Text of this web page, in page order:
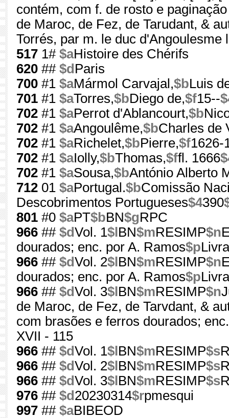
contém, com f. de rosto e
de Maroc, de Fez, de Tarudant, &
Torrés, par m. le duc d'Angoulesme
517 1# $aHistoire des Chérifs
620 ## $d Paris
700 #1 $aMármol Carvajal,$bLuis
701 #1 $aTorres,$bDiego de,$f15--
702 #1 $aPerrot d'Ablancourt,$b
702 #1 $aAngoulême,$bCharles de
702 #1 $aRichelet,$bPierre,$f1626-
702 #1 $aIolly,$bThomas,$ffl. 1666
702 #1 $aSousa,$bAntónio Alberto
712 01 $aPortugal.$bComissão
Descobrimentos Portugueses$4390
801 #0 $aPT$bBN$gRPC
966 ## $dVol. 1$l BN$mRESIMP$n
dourados; enc. por A. Ramos$p
966 ## $dVol. 2$l BN$mRESIMP$n
dourados; enc. por A. Ramos$p
966 ## $dVol. 3$l BN$mRESIMP$n
de Maroc, de Fez, de Tarvdant, &
com brasões e ferros dourados;
XVII - 115
966 ## $dVol. 1$l BN$mRESIMP$s
966 ## $dVol. 2$l BN$mRESIMP$s
966 ## $dVol. 3$l BN$mRESIMP$s
976 ## $d 20230314$rpmesqui
997 ## $aBIBEOD